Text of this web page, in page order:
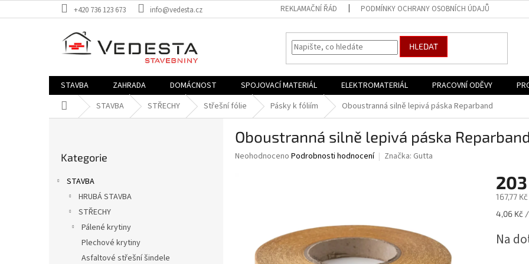
na
+420 736 123 673 info@vedesta.cz REKLAMAČNÍ ŘÁD PODMÍNKY OCHRANY OSOBNÍCH ÚDAJŮ
HLEDAT
STAVBA ZAHRADA DOMÁCNOST SPOJOVACÍ MATERIÁL ELEKTROMATERIÁL PRACOVNÍ ODĚVY
Domů STAVBA STŘECHY Střešní fólie Pásky k fóliím Oboustranná silně lepivá páska Reparband
kategorie
Kategorie
STAVBA
HRUBÁ STAVBA
STŘECHY
Pálené krytiny
Plechové krytiny
Asfaltové střešní šindele
Oboustranná silně lepivá páska Reparband
Průměrné
Neohodnoceno Podrobnosti hodnocení Značka: Gutta
167,77
Měrná
4,06 Kč
Na